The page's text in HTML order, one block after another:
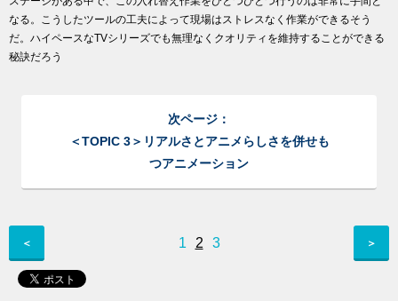
なる。こうしたツールの工夫によって現場はストレスなく作業ができるそう
だ。ハイペースなTVシリーズでも無理なくクオリティを維持することができる
秘訣だろう
次ページ：
＜TOPIC 3＞リアルさとアニメらしさを併せも
つアニメーション
＜ 1 2 3 ＞